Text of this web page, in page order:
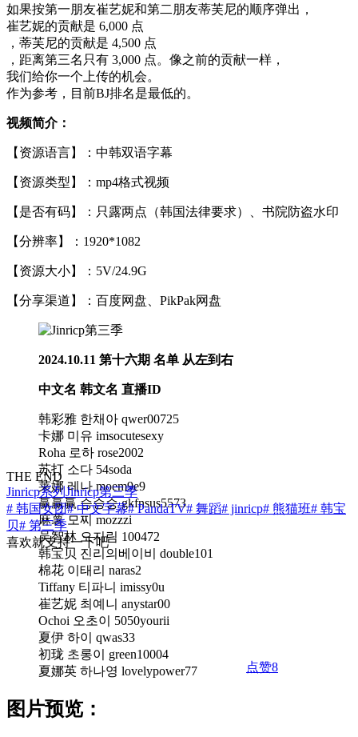
如果按第一朋友崔艺妮和第二朋友蒂芙尼的顺序弹出，
崔艺妮的贡献是 6,000 点
，蒂芙尼的贡献是 4,500 点
，距离第三名只有 3,000 点。像之前的贡献一样，
我们给你一个上传的机会。
作为参考，目前BJ排名是最低的。
视频简介：
【资源语言】：中韩双语字幕
【资源类型】：mp4格式视频
【是否有码】：只露两点（韩国法律要求）、书院防盗水印
【分辨率】：1920*1082
【资源大小】：5V/24.9G
【分享渠道】：百度网盘、PikPak网盘
2024.10.11 第十六期 名单 从左到右
中文名 韩文名 直播ID
韩彩雅 한채아 qwer00725
卡娜 미유 imsocutesexy
Roha 로하 rose2002
苏打 소다 54soda
莱娜 레나 moem9e9
赢赢赢 승승승 gkfnsus5573
麻薯 모찌 mozzzi
吴智林 오지림 100472
韩宝贝 진리의베이비 double101
棉花 이태리 naras2
Tiffany 티파니 imissy0u
崔艺妮 최예니 anystar00
Ochoi 오초이 5050yourii
夏伊 하이 qwas33
初珑 초롱이 green10004
夏娜英 하나영 lovelypower77
图片预览：
THE END
Jinricp系列Jinricp第三季
# 韩国女团# 中文字幕# PandaTV# 舞蹈# jinricp# 熊猫班# 韩宝
贝# 第三季
喜欢就支持一下吧
点赞8